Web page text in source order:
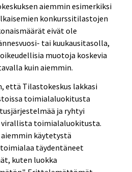
aiemmin esimerkiksi
konkurssitilastojen
eivät ole
tai kuukausitasolla,
muotoja koskevia
kuin aiemmin.
että Tilastokeskus lakkasi
toimialaluokitusta
ja ryhtyi
toimialaluokitusta.
aiemmin käytetystä
täydentäneet
kuten luokka